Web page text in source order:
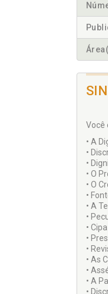
Você
• A
•
•
• O
• O
•
• A
•
•
•
•
• As
•
• A
•